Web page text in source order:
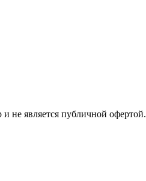
не является публичной офертой.